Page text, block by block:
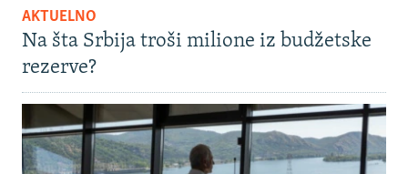
AKTUELNO
Na šta Srbija troši milione iz budžetske
rezerve?